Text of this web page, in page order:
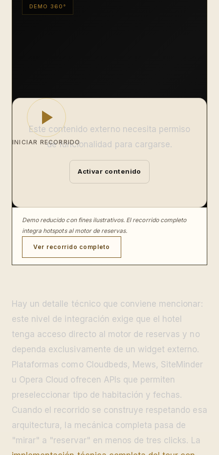
DEMO 360°
INICIAR RECORRIDO
Este contenido externo necesita permiso
de funcionalidad para cargarse.
Activar contenido
Demo reducido con fines ilustrativos. El recorrido completo
integra hotspots al motor de reservas.
Ver recorrido completo
Hay un detalle técnico que conviene mencionar:
este nivel de integración exige que el hotel
tenga acceso directo al motor de reservas y no
dependa exclusivamente de un widget externo.
Plataformas como Cloudbeds, Mews, SiteMinder
u Opera Cloud ofrecen APIs que permiten
preseleccionar tipo de habitación y fechas.
Cuando el recorrido se construye respetando esa
arquitectura, la mecánica completa pasa de
"mirar" a "reservar" en menos de tres clicks. La